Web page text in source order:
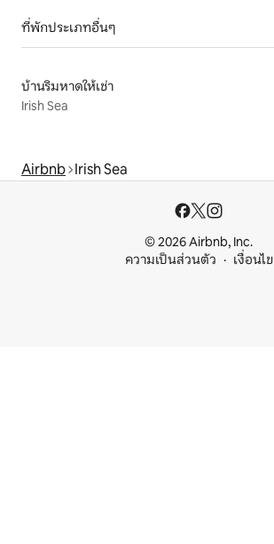
ที่พักประเภทอื่นๆ
บ้านริมหาดให้เช่า
Irish Sea
Airbnb Irish Sea
© 2026 Airbnb, Inc.
ความเป็นส่วนตัว
เงื่อนไข